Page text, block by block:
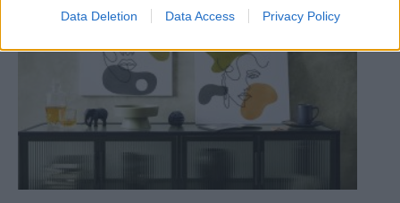
Data Deletion Data Access Privacy Policy